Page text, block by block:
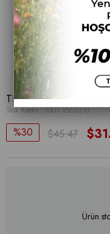
TERLİK
Stok Kodu (001 22-221)
30 $45.47
Ürün